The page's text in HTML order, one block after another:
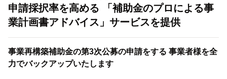
申請採択率を高める 「補助金のプロによる事
業計画書アドバイス」サービスを提供
事業再構築補助金の第3次公募の申請をする 事業者様を全
力でバックアップいたします